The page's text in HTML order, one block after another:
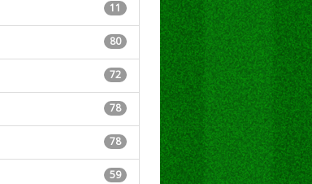
11
80
72
78
78
59